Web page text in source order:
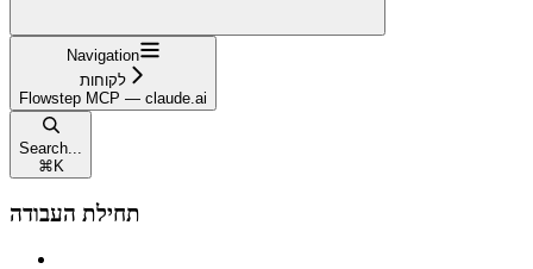
Navigation
לקוחות
Flowstep MCP — claude.ai
Search...
⌘ K
תחילת העבודה